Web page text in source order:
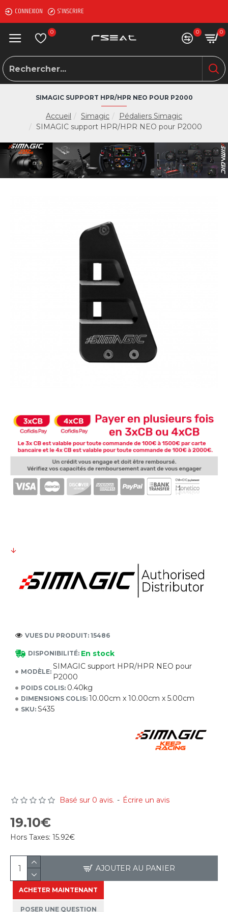
CONNEXION S'INSCRIRE
0 0 0
Accueil Simagic
Pédaliers Simagic
SIMAGIC support HPR/HPR NEO pour P2000
SIMAGIC SUPPORT HPR/HPR NEO POUR P2000
DISPONIBILITÉ: En stock
MODÈLE:
SIMAGIC support HPR/HPR NEO pour
P2000
POIDS COLIS: 0.40kg
DIMENSIONS COLIS: 10.00cm x 10.00cm x 5.00cm
SKU: S435
VUES DU PRODUIT: 15486
Basé sur 0 avis. - Écrire un avis
19.10€
Hors Taxes: 15.92€
AJOUTER AU PANIER
ACHETER MAINTENANT
POSER UNE QUESTION